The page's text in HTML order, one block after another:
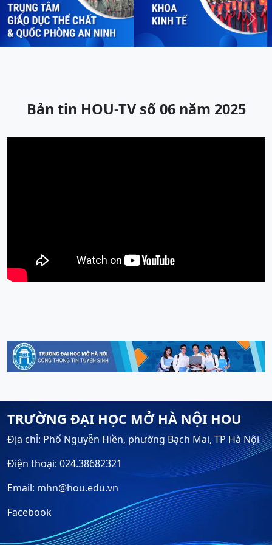
Previous Next
Bản tin HOU-TV số 06 năm 2025
TRƯỜNG ĐẠI HỌC MỞ HÀ NỘI HOU
Địa chỉ: Phố Nguyễn Hiền, phường Bạch Mai, TP Hà Nội
Điện thoại: 024.38682321
Email: mhn@hou.edu.vn
Facebook